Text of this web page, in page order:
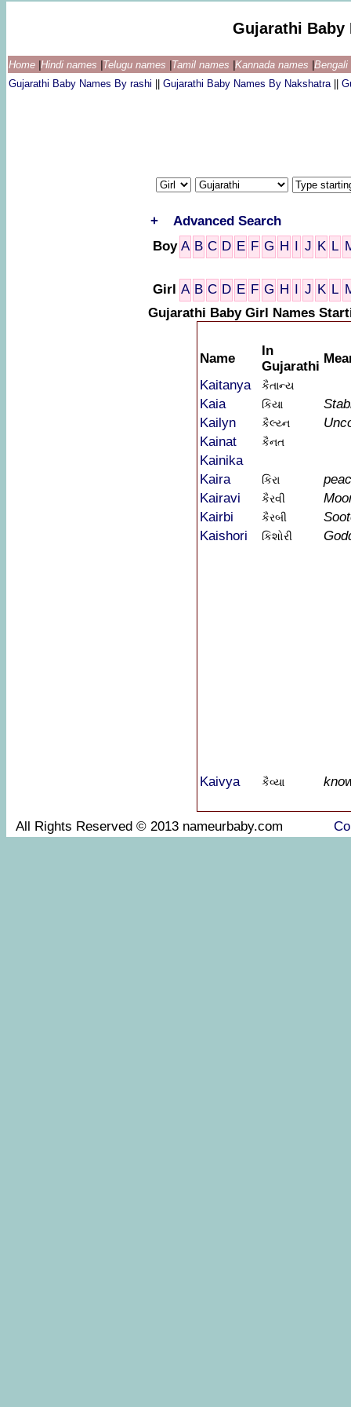
Gujarathi Baby
Home Hindi names Telugu names Tamil names Kannada names
Gujarathi Baby Names By rashi
Gujarathi Baby Names By Nakshatra
+
Advanced Search
Boy A B C D E F G H I J K L
Girl A B C D E F G H I J K L
Gujarathi Baby Girl Names
Name
In
Gujarathi
Kaitanya
કૈતાન્ય
Kaia કિયા
Kailyn
કૈલ્ય્ન
Kainat
કૈનત
Kainika
Kaira
કિરા
Kairavi
કૈરવી
Kairbi
કૈરબી
Kaishori
કિશોરી
Kaivya કૈવ્યા
All Rights Reserved © 2013 nameurbaby.com